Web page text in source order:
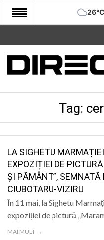
26°C
START
COMUNITATE
SANATATE
SPORT
SPECIAL
POLITIC
LIFE
Tag:
LA SIGHETU
EXPOZIȚIEI DE
ȘI PĂMÂNT”, SEMNATĂ
CIUBOTARU-VIZIRU
În 11 mai, la Sighetu
expoziției de pictură
MAI MULT →